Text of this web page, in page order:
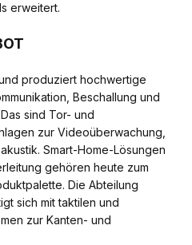
erweitert.
produziert hochwertige
Beschallung und
sind Tor- und
zur Videoüberwachung,
Smart-Home-Lösungen
gehören heute zum
Die Abteilung
sich mit taktilen und
zur Kanten- und